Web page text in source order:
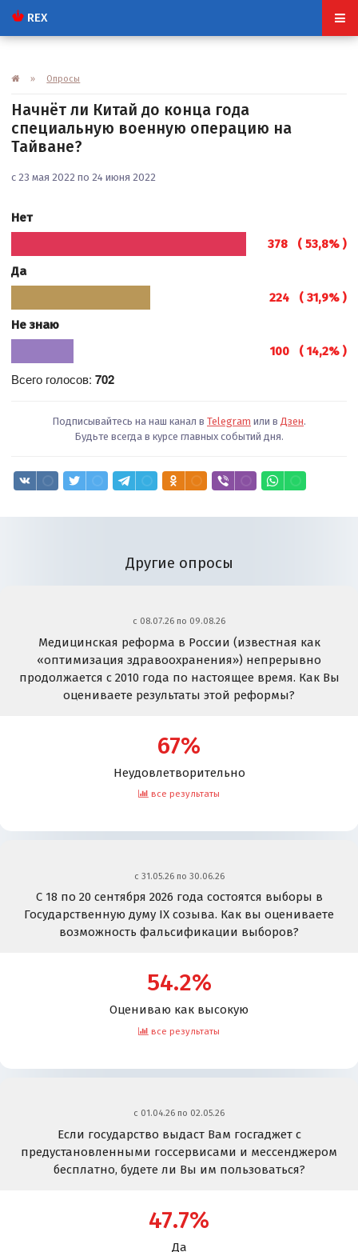
REX
» Опросы
Начнёт ли Китай до конца года
специальную военную операцию на
Тайване?
с 23 мая 2022 по 24 июня 2022
Нет
378 ( 53,8% )
Да
224 ( 31,9% )
Не знаю
100 ( 14,2% )
Всего голосов:702
Подписывайтесь на наш канал в Telegram или в Дзен.
Будьте всегда в курсе главных событий дня.
Другие опросы
c 08.07.26 по 09.08.26
Медицинская реформа в России (известная как
«оптимизация здравоохранения») непрерывно
продолжается с 2010 года по настоящее время. Как Вы
оцениваете результаты этой реформы?
67%
Неудовлетворительно
все результаты
c 31.05.26 по 30.06.26
С 18 по 20 сентября 2026 года состоятся выборы в
Государственную думу IX созыва. Как вы оцениваете
возможность фальсификации выборов?
54.2%
Оцениваю как высокую
все результаты
c 01.04.26 по 02.05.26
Если государство выдаст Вам госгаджет с
предустановленными госсервисами и мессенджером
бесплатно, будете ли Вы им пользоваться?
47.7%
Да